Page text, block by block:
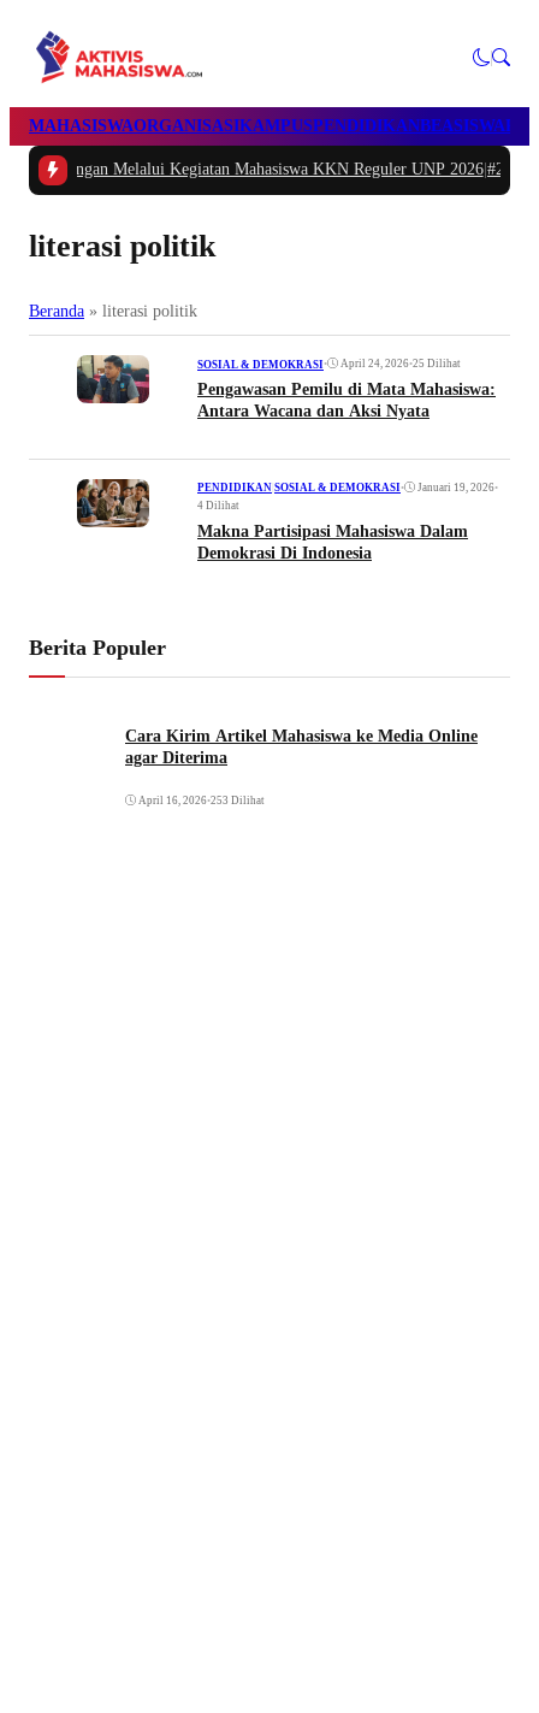
MAHASISWAORGANISASIKAMPUSPENDIDIKANBEASISWA
Melalui Kegiatan Mahasiswa KKN Reguler UNP 2026|#2 -Peduli
literasi politik
Beranda » literasi politik
SOSIAL & DEMOKRASI • April 24, 2026•25 Dilihat
Pengawasan Pemilu di Mata Mahasiswa:
Antara Wacana dan Aksi Nyata
PENDIDIKAN SOSIAL & DEMOKRASI • Januari 19, 2026•
4 Dilihat
Makna Partisipasi Mahasiswa Dalam
Demokrasi Di Indonesia
Berita Populer
Cara Kirim Artikel Mahasiswa ke Media Online
agar Diterima
April 16, 2026•253 Dilihat